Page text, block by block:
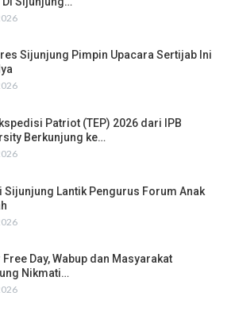
Sijunjung Pimpin Upacara Sertijab Ini
Patriot (TEP) 2026 dari IPB
Berkunjung ke…
Sijunjung Lantik Pengurus Forum Anak
Free Day, Wabup dan Masyarakat
Nikmati…